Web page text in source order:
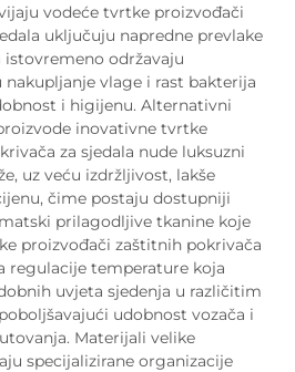
vodeće tvrtke proizvođači
uključuju napredne prevlake
održavaju
nakupljanje vlage i rast bakterija
i higijenu. Alternativni
inovativne tvrtke
za sjedala nude luksuzni
uz veću izdržljivost, lakše
čime postaju dostupniji
prilagodljive tkanine koje
proizvođači zaštitnih pokrivača
regulacije temperature koja
uvjeta sjedenja u različitim
udobnost vozača i
Materijali velike
specijalizirane organizacije